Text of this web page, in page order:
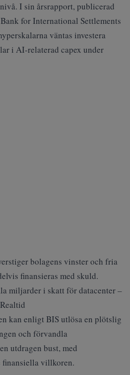
I sin årsrapport, publicerad
for International Settlements
väntas investera
i AI-relaterad capex under
bolagens vinster och fria
finansieras med skuld.
miljarder i skatt för datacenter –
kan enligt BIS utlösa en plötslig
och förvandla
utdragen bust, med
finansiella villkoren.